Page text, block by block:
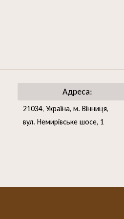
Адреса:
21034, Україна, м. Вінниця,
вул. Немирівське шосе, 1